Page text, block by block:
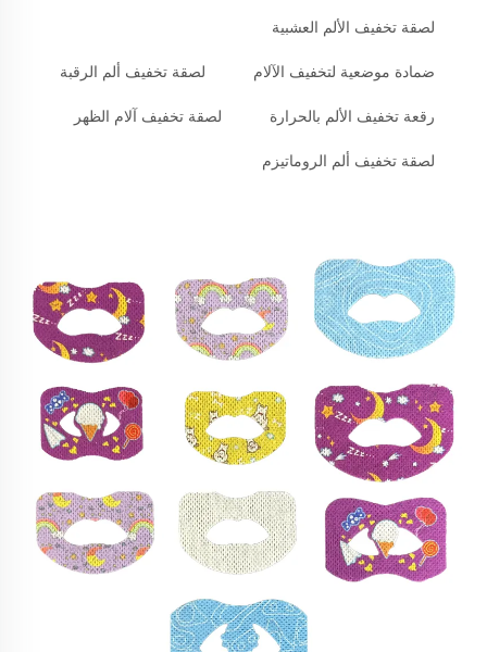
لصقة تخفيف الألم العشبية
ضمادة موضعية لتخفيف الآلام لصقة تخفيف ألم الرقبة
رقعة تخفيف الألم بالحرارة لصقة تخفيف آلام الظهر
لصقة تخفيف ألم الروماتيزم